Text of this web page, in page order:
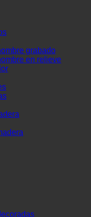
grabado
en relieve